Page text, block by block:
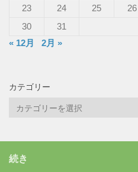
23
24 25 26
30
31
« 12月
2月 »
カテゴリー
ー
続き